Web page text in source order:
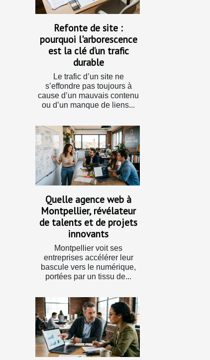
Refonte de site :
pourquoi l'arborescence
est la clé d’un trafic
durable
Le trafic d’un site ne
s’effondre pas toujours à
cause d’un mauvais contenu
ou d’un manque de liens...
Quelle agence web à
Montpellier, révélateur
de talents et de projets
innovants
Montpellier voit ses
entreprises accélérer leur
bascule vers le numérique,
portées par un tissu de...